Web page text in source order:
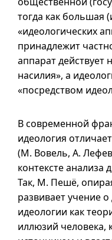
тогда как большая
«идеологических
принадлежит
аппарат действует
насилия», а
«посредством
В современной
идеология
(М. Вовель, А.
контексте
Так, М. Пешё,
развивает учение
идеологии как
иллюзий человека,